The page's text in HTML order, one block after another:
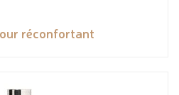
réconfortant